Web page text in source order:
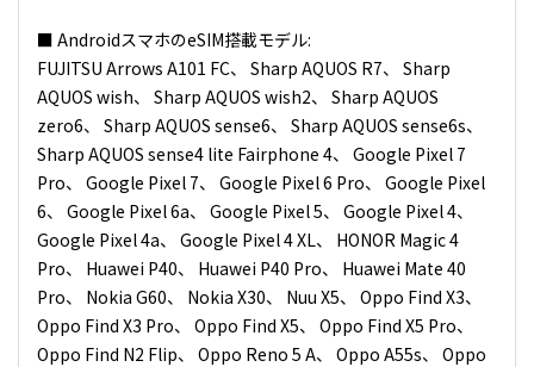
■ AndroidスマホのeSIM搭載モデル:
FUJITSU Arrows A101 FC、 Sharp AQUOS R7、 Sharp
AQUOS wish、 Sharp AQUOS wish2、 Sharp AQUOS
zero6、 Sharp AQUOS sense6、 Sharp AQUOS sense6s、
Sharp AQUOS sense4 lite Fairphone 4、 Google Pixel 7
Pro、 Google Pixel 7、 Google Pixel 6 Pro、 Google Pixel
6、 Google Pixel 6a、 Google Pixel 5、 Google Pixel 4、
Google Pixel 4a、 Google Pixel 4 XL、 HONOR Magic 4
Pro、 Huawei P40、 Huawei P40 Pro、 Huawei Mate 40
Pro、 Nokia G60、 Nokia X30、 Nuu X5、 Oppo Find X3、
Oppo Find X3 Pro、 Oppo Find X5、 Oppo Find X5 Pro、
Oppo Find N2 Flip、 Oppo Reno 5 A、 Oppo A55s、 Oppo